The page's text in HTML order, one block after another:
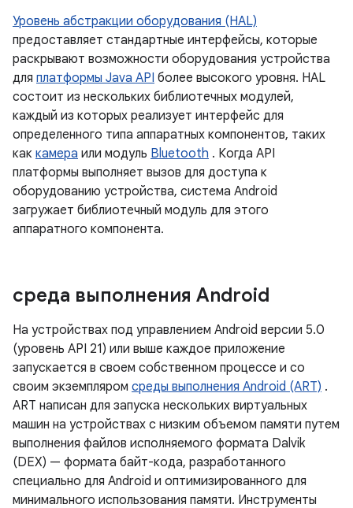
Уровень абстракции оборудования (HAL)
предоставляет стандартные интерфейсы, которые
раскрывают возможности оборудования устройства
для платформы Java API более высокого уровня. HAL
состоит из нескольких библиотечных модулей,
каждый из которых реализует интерфейс для
определенного типа аппаратных компонентов, таких
как камера или модуль Bluetooth . Когда API
платформы выполняет вызов для доступа к
оборудованию устройства, система Android
загружает библиотечный модуль для этого
аппаратного компонента.
среда выполнения Android
На устройствах под управлением Android версии 5.0
(уровень API 21) или выше каждое приложение
запускается в своем собственном процессе и со
своим экземпляром среды выполнения Android (ART) .
ART написан для запуска нескольких виртуальных
машин на устройствах с низким объемом памяти путем
выполнения файлов исполняемого формата Dalvik
(DEX) — формата байт-кода, разработанного
специально для Android и оптимизированного для
минимального использования памяти. Инструменты